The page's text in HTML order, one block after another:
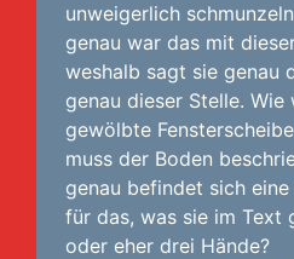
unweigerlich
genau war das mit
weshalb sagt sie genau
genau dieser Stelle.
gewölbte
muss der Boden
genau befindet sich
für das, was sie im Text
oder eher drei Hände?